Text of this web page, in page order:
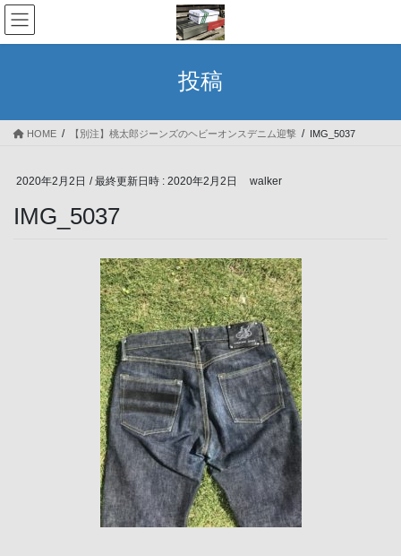
コ
ン
テ
ス
ナ
ビ
ゲ
ン
投稿
HOME 【別注】桃太郎ジーンズのヘビーオンスデニム迎撃 IMG_5037
2020年2月2日 / 最終更新日時 : 2020年2月2日 walker
IMG_5037